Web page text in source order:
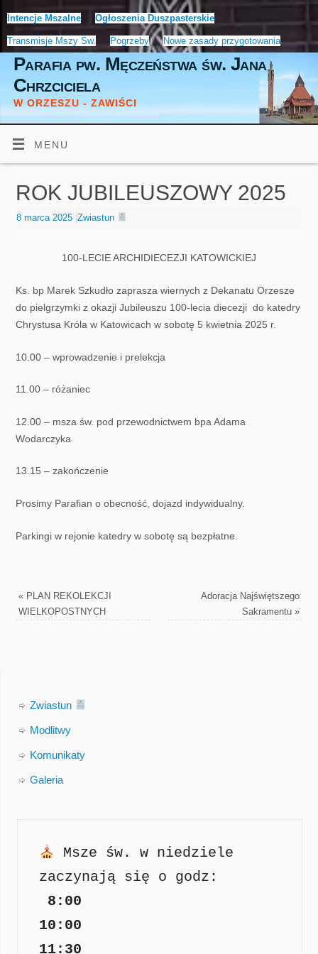
Intencje Mszalne Ogłoszenia Duszpasterskie
Transmisje Mszy Św. Pogrzeby Nowe zasady przygotowania
Parafia pw. Męczeństwa św. Jana
Chrzciciela
W ORZESZU - ZAWIŚCI
MENU
ROK JUBILEUSZOWY 2025
8 marca 2025 |Zwiastun
100-LECIE ARCHIDIECEZJI KATOWICKIEJ
Ks. bp Marek Szkudło zaprasza wiernych z Dekanatu Orzesze
do pielgrzymki z okazji Jubileuszu 100-lecia diecezji do katedry
Chrystusa Króla w Katowicach w sobotę 5 kwietnia 2025 r.
10.00 – wprowadzenie i prelekcja
11.00 – różaniec
12.00 – msza św. pod przewodnictwem bpa Adama
Wodarczyka
13.15 – zakończenie
Prosimy Parafian o obecność, dojazd indywidualny.
Parkingi w rejonie katedry w sobotę są bezpłatne.
«PLAN REKOLEKCJI
WIELKOPOSTNYCH
Adoracja Najświętszego
Sakramentu»
Zwiastun
Modlitwy
Komunikaty
Galeria
Msze św. w niedziele
zaczynają się o godz:
8:00
11:30